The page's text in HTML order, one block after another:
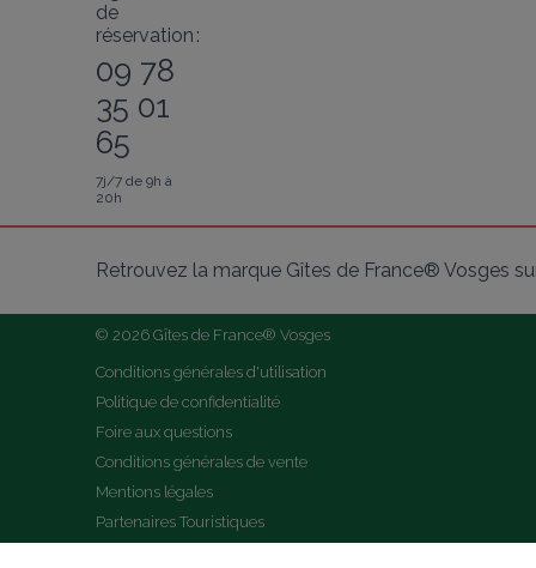
de
réservation :
09 78
35 01
65
7j/7 de 9h à
20h
Retrouvez la marque Gîtes de France® Vosges
© 2026 Gîtes de France® Vosges
Conditions générales d'utilisation
Politique de confidentialité
Foire aux questions
Conditions générales de vente
Mentions légales
Partenaires Touristiques